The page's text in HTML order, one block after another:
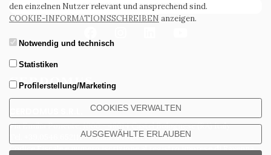
Via Emilia Ponente, 1000 - 48014 Castel Bolognese (RA) Italy
Tel. +39.0546.652111 - Email: info@cerdomus.com
Codice Fiscale e numero iscrizione al registro imprese di Ravenna
ABONNIEREN SIE DEN NEWSLETTER
den einzelnen Nutzer relevant und ansprechend sind.
COOKIE-INFORMATIONSSCHREIBEN anzeigen.
Notwendig und technisch
Statistiken
Profilerstellung/Marketing
COOKIES VERWALTEN
AUSGEWÄHLTE ERLAUBEN